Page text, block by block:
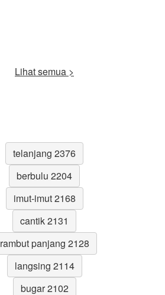
Lihat semua >
telanjang 2376
berbulu 2204
imut-imut 2168
cantik 2131
rambut panjang 2128
langsing 2114
bugar 2102